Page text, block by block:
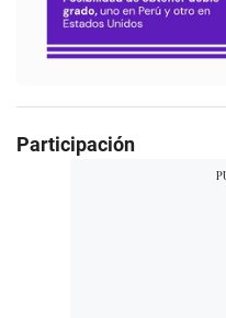
Participación